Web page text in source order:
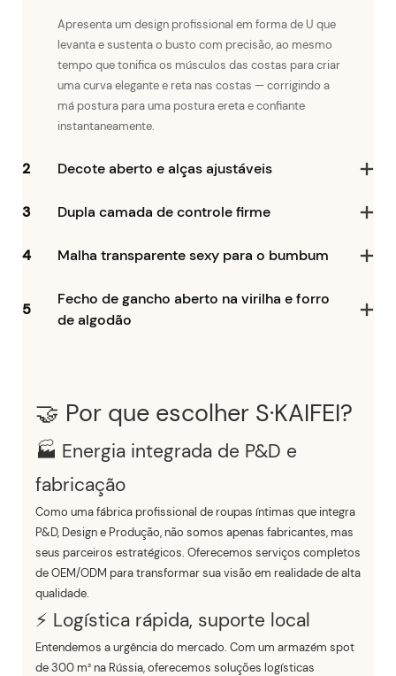
Apresenta um design profissional em forma de U que
levanta e sustenta o busto com precisão, ao mesmo
tempo que tonifica os músculos das costas para criar
uma curva elegante e reta nas costas — corrigindo a
má postura para uma postura ereta e confiante
instantaneamente.
2 Decote aberto e alças ajustáveis
3 Dupla camada de controle firme
4 Malha transparente sexy para o bumbum
5
Fecho de gancho aberto na virilha e forro
de algodão
🤝 Por que escolher S·KAIFEI?
🏭 Energia integrada de P&D e
fabricação
Como uma fábrica profissional de roupas íntimas que integra
P&D, Design e Produção, não somos apenas fabricantes, mas
seus parceiros estratégicos. Oferecemos serviços completos
de OEM/ODM para transformar sua visão em realidade de alta
qualidade.
⚡ Logística rápida, suporte local
Entendemos a urgência do mercado. Com um armazém spot
de 300 m² na Rússia, oferecemos soluções logísticas